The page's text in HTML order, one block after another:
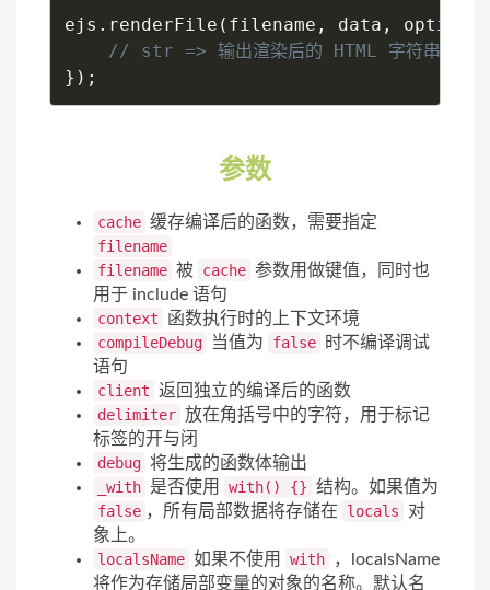
ejs . renderFile ( filename , data , options
} ) ;
参数
cache 缓存编译后的函数，需要指定
filename
filename 被 cache 参数用做键值，同时也
用于 include 语句
context
函数执行时的上下文环境
compileDebug
当值为 false
时不编译调试
语句
client 返回独立的编译后的函数
delimiter 放在角括号中的字符，用于标记
标签的开与闭
debug 将生成的函数体输出
_with 是否使用 with() {} 结构。如果值为
false ，所有局部数据将存储在 locals
对
象上。
localsName 如果不使用 with
，localsName
将作为存储局部变量的对象的名称。默认名